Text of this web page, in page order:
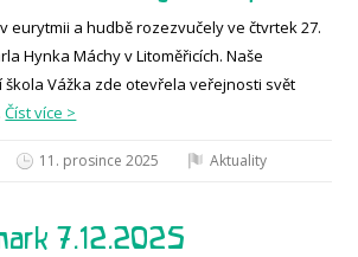
eurytmii a hudbě rozezvučely ve čtvrtek 27.
Hynka Máchy v Litoměřicích. Naše
Vážka zde otevřela veřejnosti svět
Číst více >
11. prosince 2025 Aktuality
7.12.2025